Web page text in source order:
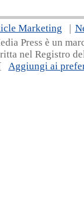
Marketing |
Press è un
nel Registro
Aggiungi ai